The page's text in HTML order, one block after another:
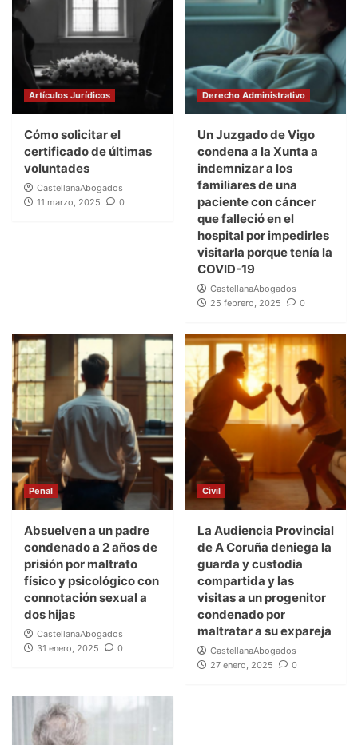
Artículos Jurídicos
Cómo solicitar el
certificado de últimas
voluntades
CastellanaAbogados
11 marzo, 2025
0
Derecho Administrativo
Un Juzgado de Vigo
condena a la Xunta a
indemnizar a los
familiares de una
paciente con cáncer
que falleció en el
hospital por impedirles
visitarla porque tenía la
COVID-19
CastellanaAbogados
25 febrero, 2025
0
Penal
Absuelven a un padre
condenado a 2 años de
prisión por maltrato
físico y psicológico con
connotación sexual a
dos hijas
CastellanaAbogados
31 enero, 2025
0
Civil
La Audiencia Provincial
de A Coruña deniega la
guarda y custodia
compartida y las
visitas a un progenitor
condenado por
maltratar a su expareja
CastellanaAbogados
27 enero, 2025
0